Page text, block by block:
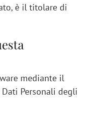
è il titolare di
mediante il
Personali degli